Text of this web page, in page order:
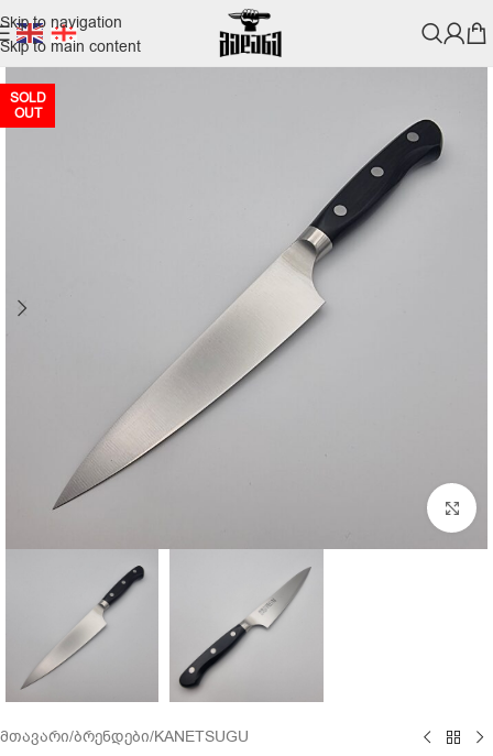
Skip to navigation
Skip to main content
SOLD
OUT
მთავარი/ბრენდები/KANETSUGU